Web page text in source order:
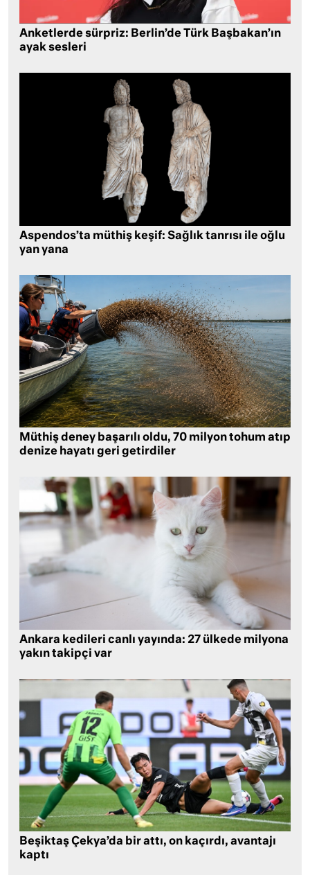
Anketlerde sürpriz: Berlin’de Türk Başbakan’ın
ayak sesleri
Aspendos’ta müthiş keşif: Sağlık tanrısı ile oğlu
yan yana
Müthiş deney başarılı oldu, 70 milyon tohum atıp
denize hayatı geri getirdiler
Ankara kedileri canlı yayında: 27 ülkede milyona
yakın takipçi var
Beşiktaş Çekya’da bir attı, on kaçırdı, avantajı
kaptı